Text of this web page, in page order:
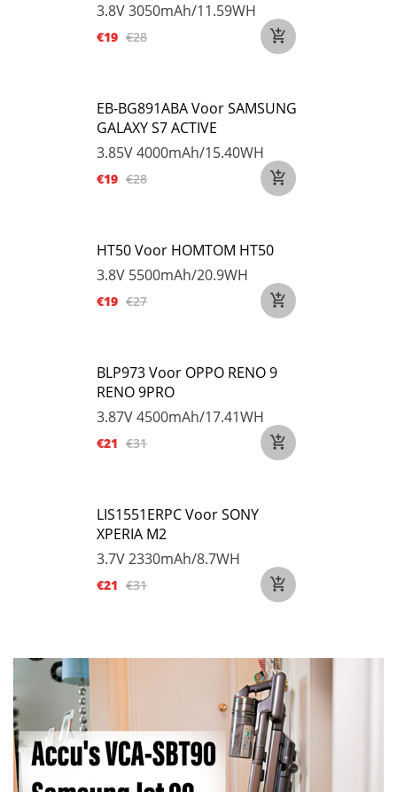
3.8V3050mAh/11.59WH
€19 €28
EB-BG891ABA Voor SAMSUNG
GALAXY S7 ACTIVE
3.85V4000mAh/15.40WH
€19 €28
HT50 Voor HOMTOM HT50
3.8V 5500mAh/20.9WH
€19 €27
BLP973 Voor OPPO RENO 9
RENO 9PRO
3.87V4500mAh/17.41WH
€21 €31
LIS1551ERPC Voor SONY
XPERIA M2
3.7V2330mAh/8.7WH
€21 €31